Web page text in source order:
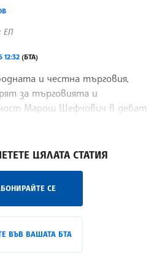
ЕП
12:32 (БТА)
и честна търговия,
за търговията и
Марош Шефчович в дебат
ЦЯЛАТА СТАТИЯ
СЕ
ВЪВ ВАШАТА БТА